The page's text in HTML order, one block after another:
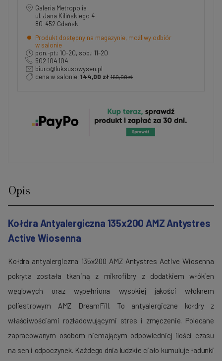
Galeria Metropolia
ul. Jana Kilińskiego 4
80-452 Gdańsk
Produkt dostępny na magazynie, możliwy odbiór
w salonie
pon.-pt.: 10-20, sob.: 11-20
502 104 104
biuro@luksusowysen.pl
cena w salonie: 144,00 zł 160,00 zł
Opis
Kołdra Antyalergiczna 135x200 AMZ Antystres
Active Wiosenna
Kołdra antyalergiczna 135x200 AMZ Antystres Active Wiosenna
pokryta została tkaniną z mikrofibry z dodatkiem włókien
węglowych oraz wypełniona wysokiej jakości włóknem
poliestrowym AMZ DreamFill. To antyalergiczne kołdry z
właściwościami rozładowującymi stres i zmęczenie. Polecane
zapracowanym osobom niemającym odpowiedniej ilości czasu
na sen i odpoczynek. Każdego dnia ludzkie ciało kumuluje ładunki